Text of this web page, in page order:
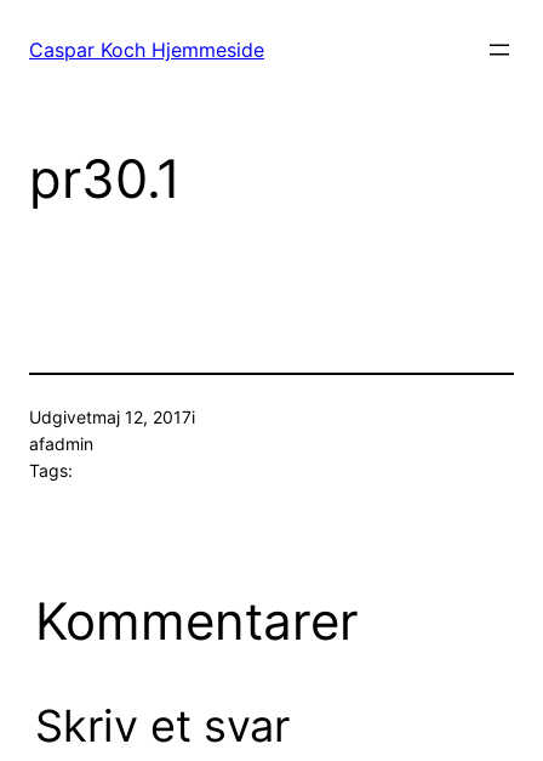
Caspar Koch Hjemmeside
pr30.1
Udgivetmaj 12, 2017i
afadmin
Tags:
Kommentarer
Skriv et svar